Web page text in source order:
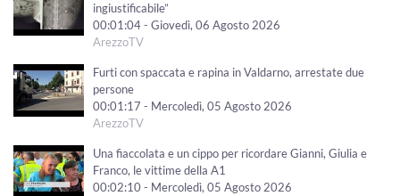
ingiustificabile”
00:01:04 - Giovedì, 06 Agosto 2026
ArezzoTV
Furti con spaccata e rapina in Valdarno, arrestate due
persone
00:01:17 - Mercoledì, 05 Agosto 2026
ArezzoTV
Una fiaccolata e un cippo per ricordare Gianni, Giulia e
Franco, le vittime della A1
00:02:10 - Mercoledì, 05 Agosto 2026